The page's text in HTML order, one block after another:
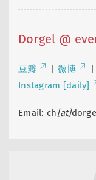
Dorgel @
豆瓣 | 微博 |
Instagram [daily]
Email: ch[at]